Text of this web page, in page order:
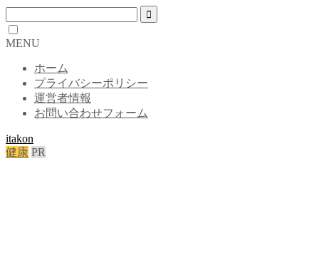
MENU
ホーム
プライバシーポリシー
運営者情報
お問い合わせフォーム
itakon
健康 PR